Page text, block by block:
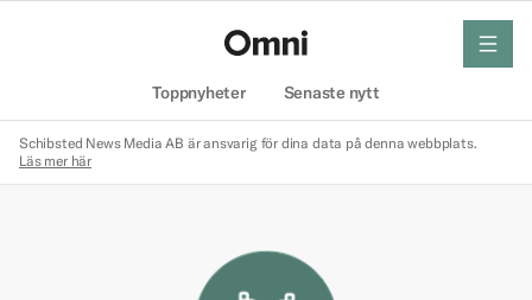
Toppnyheter Senaste nytt
meny
Schibsted News Media AB är ansvarig för dina data på denna webbplats.
Läs mer här